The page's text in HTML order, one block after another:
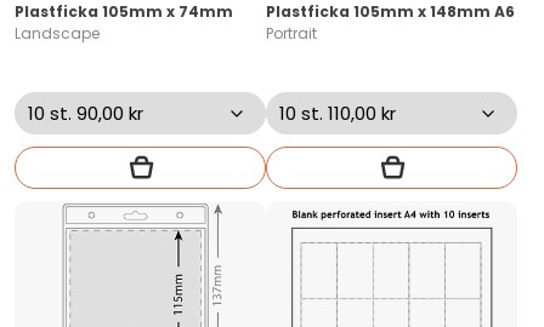
Plastficka 105mm x 74mm
Landscape
Plastficka 105mm x 148mm A6
Portrait